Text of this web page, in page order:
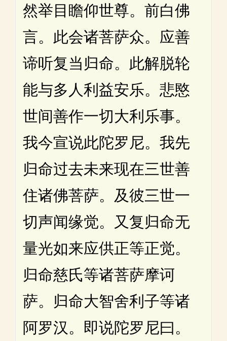
然举目瞻仰世尊。前白佛
言。此会诸菩萨众。应善
谛听复当归命。此解脱轮
能与多人利益安乐。悲愍
世间善作一切大利乐事。
我今宣说此陀罗尼。我先
归命过去未来现在三世善
住诸佛菩萨。及彼三世一
切声闻缘觉。又复归命无
量光如来应供正等正觉。
归命慈氏等诸菩萨摩诃
萨。归命大智舍利子等诸
阿罗汉。即说陀罗尼曰。